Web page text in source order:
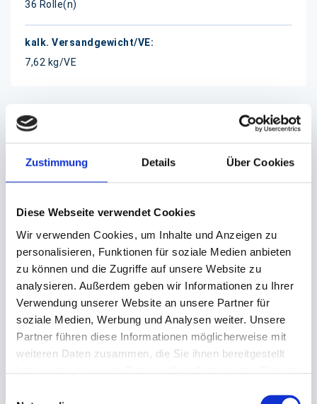
Zustimmung Details Über Cookies
Diese Webseite verwendet Cookies
Wir verwenden Cookies, um Inhalte und Anzeigen zu
personalisieren, Funktionen für soziale Medien anbieten
zu können und die Zugriffe auf unsere Website zu
analysieren. Außerdem geben wir Informationen zu Ihrer
Verwendung unserer Website an unsere Partner für
soziale Medien, Werbung und Analysen weiter. Unsere
Partner führen diese Informationen möglicherweise mit
weiteren Daten zusammen, die Sie ihnen bereitgestellt
36 Rolle(n)
7,62 kg/VE
BESCHREIBUNG
Klebeband PP transparent
auch auf Kunststoffen, wie z.B. Luftpolsterfolie.
Trägermaterial PP (Polypropylen) mit einem
Naturkautschukklebstoff.
- leise abrollend
- Klebstoff: Naturkautschuk
- Farbe: transparent
- Format: 55mm x 66m
- Folienstärke: 32 my